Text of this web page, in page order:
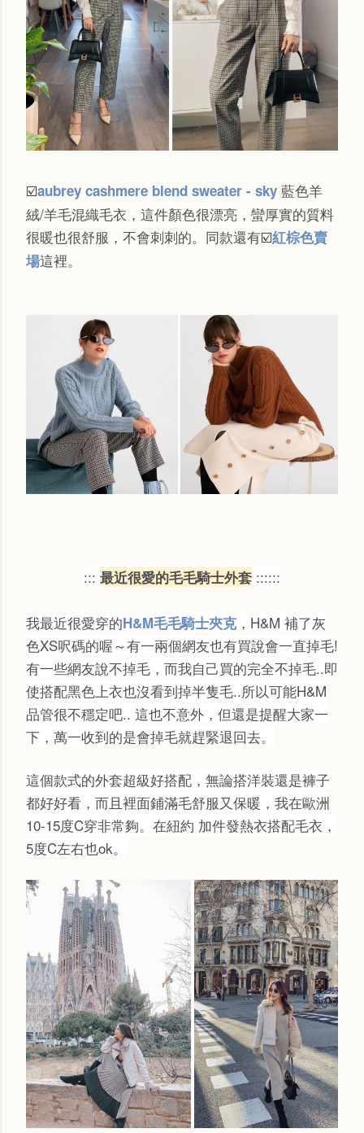
☑️aubrey cashmere blend sweater - sky 藍色羊
絨/羊毛混織毛衣，這件顏色很漂亮，蠻厚實的質料
很暖也很舒服，不會刺刺的。同款還有☑️紅棕色賣
場這裡。
::: 最近很愛的毛毛騎士外套 ::::::
我最近很愛穿的H&M毛毛騎士夾克，H&M 補了灰
色XS呎碼的喔～有一兩個網友也有買說會一直掉毛!
有一些網友說不掉毛，而我自己買的完全不掉毛..即
使搭配黑色上衣也沒看到掉半隻毛..所以可能H&M
品管很不穩定吧.. 這也不意外，但還是提醒大家一
下，萬一收到的是會掉毛就趕緊退回去。
這個款式的外套超級好搭配，無論搭洋裝還是褲子
都好好看，而且裡面鋪滿毛舒服又保暖，我在歐洲
10-15度C穿非常夠。在紐約 加件發熱衣搭配毛衣，
5度C左右也ok。